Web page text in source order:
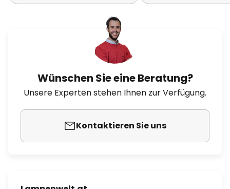
Wünschen Sie eine Beratung?
Unsere Experten stehen Ihnen zur Verfügung.
Kontaktieren Sie uns